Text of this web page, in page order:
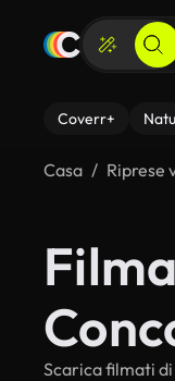
Coverr+
Casa Riprese
Scarica filmati